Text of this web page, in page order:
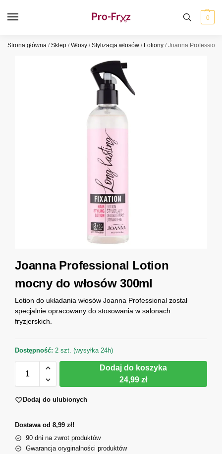
0
Strona główna /Sklep /Włosy /Stylizacja włosów / Lotiony /Joanna
Joanna Professional Lotion
mocny do włosów 300ml
Lotion do układania włosów Joanna Professional został
specjalnie opracowany do stosowania w salonach
fryzjerskich.
Dostępność: 2 szt. (wysyłka 24h)
Dodaj do koszyka
24,99 zł
Dodaj do ulubionych
Dostawa od 8,99 zł!
90 dni na zwrot produktów
Gwarancja oryginalności produktów